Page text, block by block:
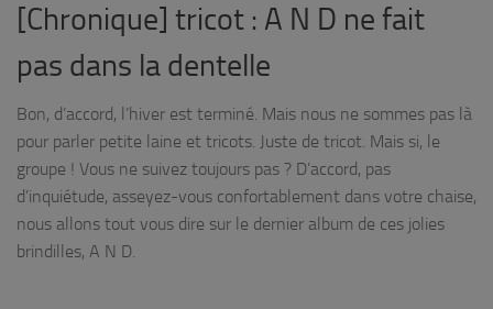
[Chronique] tricot : A N D ne fait
pas dans la dentelle
Bon, d’accord, l’hiver est terminé. Mais nous ne sommes pas là
pour parler petite laine et tricots. Juste de tricot. Mais si, le
groupe ! Vous ne suivez toujours pas ? D’accord, pas
d’inquiétude, asseyez-vous confortablement dans votre chaise,
nous allons tout vous dire sur le dernier album de ces jolies
brindilles, A N D.